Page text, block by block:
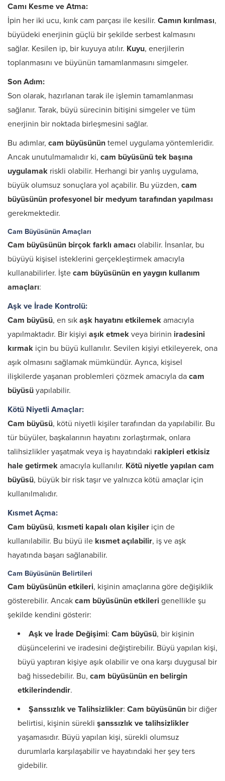
Camı Kesme ve Atma:
İpin her iki ucu, kırık cam parçası ile kesilir. Camın kırılması,
büyüdeki enerjinin güçlü bir şekilde serbest kalmasını
sağlar. Kesilen ip, bir kuyuya atılır. Kuyu, enerjilerin
toplanmasını ve büyünün tamamlanmasını simgeler.
Son Adım:
Son olarak, hazırlanan tarak ile işlemin tamamlanması
sağlanır. Tarak, büyü sürecinin bitişini simgeler ve tüm
enerjinin bir noktada birleşmesini sağlar.
Bu adımlar, cam büyüsünün temel uygulama yöntemleridir.
Ancak unutulmamalıdır ki, cam büyüsünü tek başına
uygulamak riskli olabilir. Herhangi bir yanlış uygulama,
büyük olumsuz sonuçlara yol açabilir. Bu yüzden, cam
büyüsünün profesyonel bir medyum tarafından yapılması
gerekmektedir.
Cam Büyüsünün Amaçları
Cam büyüsünün birçok farklı amacı olabilir. İnsanlar, bu
büyüyü kişisel isteklerini gerçekleştirmek amacıyla
kullanabilirler. İşte cam büyüsünün en yaygın kullanım
amaçları:
Aşk ve İrade Kontrolü:
Cam büyüsü, en sık aşk hayatını etkilemek amacıyla
yapılmaktadır. Bir kişiyi aşık etmek veya birinin iradesini
kırmak için bu büyü kullanılır. Sevilen kişiyi etkileyerek, ona
aşık olmasını sağlamak mümkündür. Ayrıca, kişisel
ilişkilerde yaşanan problemleri çözmek amacıyla da cam
büyüsü yapılabilir.
Kötü Niyetli Amaçlar:
Cam büyüsü, kötü niyetli kişiler tarafından da yapılabilir. Bu
tür büyüler, başkalarının hayatını zorlaştırmak, onlara
talihsizlikler yaşatmak veya iş hayatındaki rakipleri etkisiz
hale getirmek amacıyla kullanılır. Kötü niyetle yapılan cam
büyüsü, büyük bir risk taşır ve yalnızca kötü amaçlar için
kullanılmalıdır.
Kısmet Açma:
Cam büyüsü, kısmeti kapalı olan kişiler için de
kullanılabilir. Bu büyü ile kısmet açılabilir, iş ve aşk
hayatında başarı sağlanabilir.
Cam Büyüsünün Belirtileri
Cam büyüsünün etkileri, kişinin amaçlarına göre değişiklik
gösterebilir. Ancak cam büyüsünün etkileri genellikle şu
şekilde kendini gösterir:
Aşk ve İrade Değişimi: Cam büyüsü, bir kişinin
düşüncelerini ve iradesini değiştirebilir. Büyü yapılan kişi,
büyü yaptıran kişiye aşık olabilir ve ona karşı duygusal bir
bağ hissedebilir. Bu, cam büyüsünün en belirgin
etkilerindendir.
Şanssızlık ve Talihsizlikler: Cam büyüsünün bir diğer
belirtisi, kişinin sürekli şanssızlık ve talihsizlikler
yaşamasıdır. Büyü yapılan kişi, sürekli olumsuz
durumlarla karşılaşabilir ve hayatındaki her şey ters
gidebilir.